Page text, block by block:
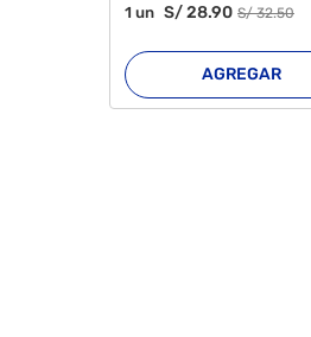
1 un S/28.90 S/32.50
AGREGAR